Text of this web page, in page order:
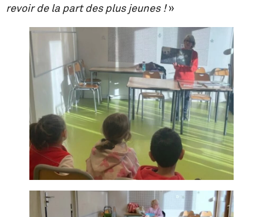
revoir de la part des plus jeunes !»